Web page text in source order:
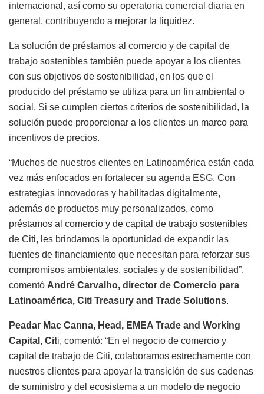
internacional, así como su operatoria comercial diaria en
general, contribuyendo a mejorar la liquidez.
La solución de préstamos al comercio y de capital de
trabajo sostenibles también puede apoyar a los clientes
con sus objetivos de sostenibilidad, en los que el
producido del préstamo se utiliza para un fin ambiental o
social. Si se cumplen ciertos criterios de sostenibilidad, la
solución puede proporcionar a los clientes un marco para
incentivos de precios.
“Muchos de nuestros clientes en Latinoamérica están cada
vez más enfocados en fortalecer su agenda ESG. Con
estrategias innovadoras y habilitadas digitalmente,
además de productos muy personalizados, como
préstamos al comercio y de capital de trabajo sostenibles
de Citi, les brindamos la oportunidad de expandir las
fuentes de financiamiento que necesitan para reforzar sus
compromisos ambientales, sociales y de sostenibilidad”,
comentó André Carvalho, director de Comercio para
Latinoamérica, Citi Treasury and Trade Solutions.
Peadar Mac Canna, Head, EMEA Trade and Working
Capital, Citi, comentó: “En el negocio de comercio y
capital de trabajo de Citi, colaboramos estrechamente con
nuestros clientes para apoyar la transición de sus cadenas
de suministro y del ecosistema a un modelo de negocio